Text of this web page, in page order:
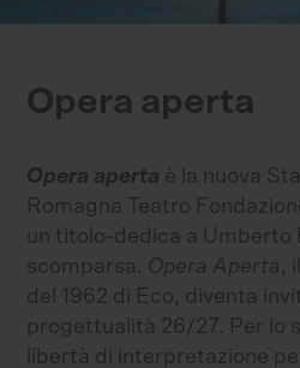
Opera aperta
Opera aperta è la nuova
Romagna Teatro
un titolo-dedica a Umberto
scomparsa. Opera Aperta ,
del 1962 di Eco, diventa
progettualità 26/27. Per lo
libertà di interpretazione